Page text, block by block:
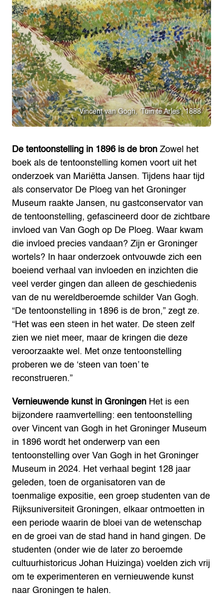
Vincent van Gogh, ‘Tuin te Arles’, 1888
De tentoonstelling in 1896 is de bronZowel het
boek als de tentoonstelling komen voort uit het
onderzoek van Mariëtta Jansen. Tijdens haar tijd
als conservator De Ploeg van het Groninger
Museum raakte Jansen, nu gastconservator van
de tentoonstelling, gefascineerd door de zichtbare
invloed van Van Gogh op De Ploeg. Waar kwam
die invloed precies vandaan? Zijn er Groninger
wortels? In haar onderzoek ontvouwde zich een
boeiend verhaal van invloeden en inzichten die
veel verder gingen dan alleen de geschiedenis
van de nu wereldberoemde schilder Van Gogh.
“De tentoonstelling in 1896 is de bron,” zegt ze.
“Het was een steen in het water. De steen zelf
zien we niet meer, maar de kringen die deze
veroorzaakte wel. Met onze tentoonstelling
proberen we de ‘steen van toen’ te
reconstrueren.”
Vernieuwende kunst in Groningen Het is een
bijzondere raamvertelling: een tentoonstelling
over Vincent van Gogh in het Groninger Museum
in 1896 wordt het onderwerp van een
tentoonstelling over Van Gogh in het Groninger
Museum in 2024. Het verhaal begint 128 jaar
geleden, toen de organisatoren van de
toenmalige expositie, een groep studenten van de
Rijksuniversiteit Groningen, elkaar ontmoetten in
een periode waarin de bloei van de wetenschap
en de groei van de stad hand in hand gingen. De
studenten (onder wie de later zo beroemde
cultuurhistoricus Johan Huizinga) voelden zich vrij
om te experimenteren en vernieuwende kunst
naar Groningen te halen.